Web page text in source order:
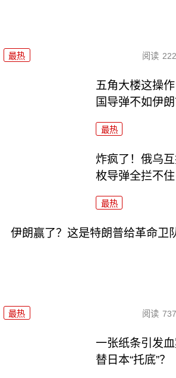
最热 阅读
五角大楼这操
国导弹不如伊朗
最热
炸疯了！俄乌
枚导弹全拦不住
最热
伊朗赢了？这是特朗普给革命卫
最热 阅读
一张纸条引发
替日本“托底”？